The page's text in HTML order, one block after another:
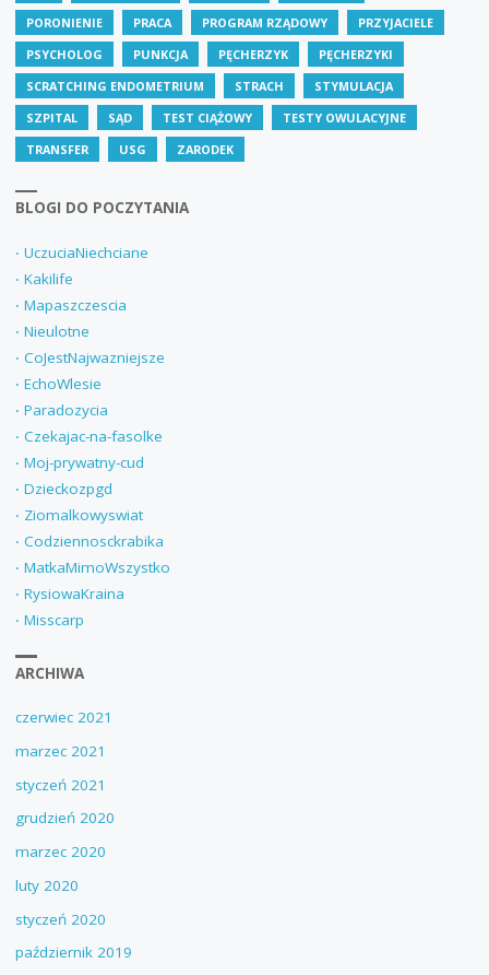
PORONIENIE PRACA PROGRAM RZĄDOWY
PRZYJACIELE
PSYCHOLOG
PUNKCJA PĘCHERZYK
PĘCHERZYKI
SCRATCHING ENDOMETRIUM
STRACH
STYMULACJA
SZPITAL
SĄD TEST CIĄŻOWY
TESTY OWULACYJNE
TRANSFER
USG ZARODEK
BLOGI DO POCZYTANIA
‧ UczuciaNiechciane
‧ Kakilife
‧ Mapaszczescia
‧ Nieulotne
‧ CoJestNajwazniejsze
‧ EchoWlesie
‧ Paradozycia
‧ Czekajac-na-fasolke
‧ Moj-prywatny-cud
‧ Dzieckozpgd
‧ Ziomalkowyswiat
‧ Codziennosckrabika
‧ MatkaMimoWszystko
‧ RysiowaKraina
‧ Misscarp
ARCHIWA
czerwiec 2021
marzec 2021
styczeń 2021
grudzień 2020
marzec 2020
luty 2020
styczeń 2020
październik 2019